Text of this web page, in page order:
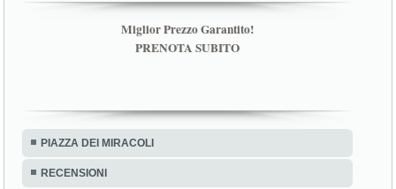
Miglior Prezzo Garantito!
PRENOTA SUBITO
PIAZZA DEI MIRACOLI
RECENSIONI